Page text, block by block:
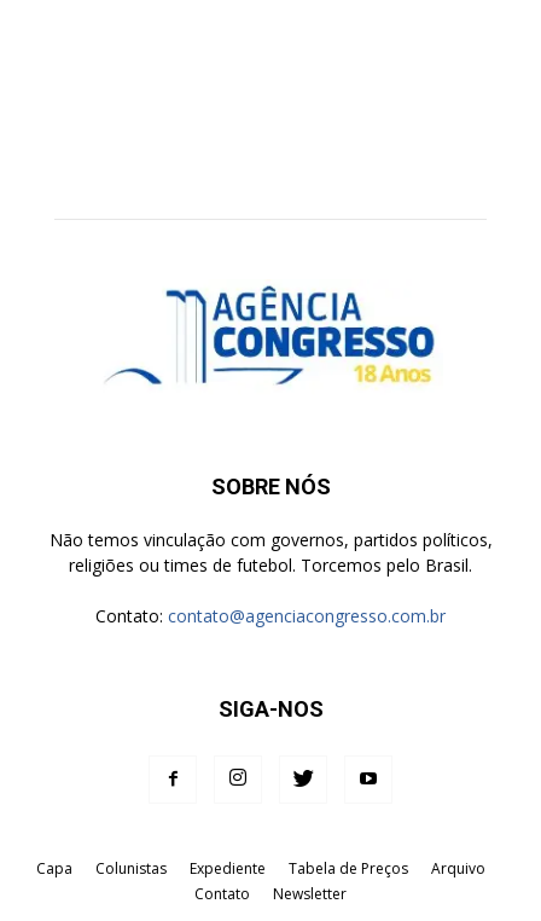
SOBRE NÓS
Não temos vinculação com governos, partidos políticos,
religiões ou times de futebol. Torcemos pelo Brasil.
Contato: contato@agenciacongresso.com.br
SIGA-NOS
Capa Colunistas Expediente Tabela de Preços
Arquivo
Contato
Newsletter